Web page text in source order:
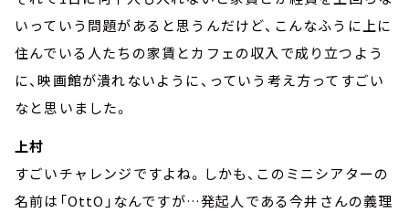
いっていう問題があると思うんだけど、こんなふうに上に
住んでいる人たちの家賃とカフェの収入で成り立つよう
に、映画館が潰れないように、っていう考え方ってすごい
なと思いました。
上村
すごいチャレンジですよね。しかも、このミニシアターの
名前は「OttO」なんですが…発起人である今井さんの義理